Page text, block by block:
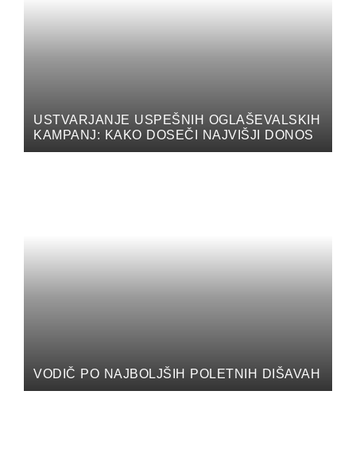
USTVARJANJE USPEŠNIH OGLAŠEVALSKIH
KAMPANJ: KAKO DOSEČI NAJVIŠJI DONOS
VODIČ PO NAJBOLJŠIH POLETNIH DIŠAVAH